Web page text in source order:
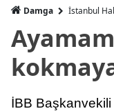
Damga İstanbul
İBB